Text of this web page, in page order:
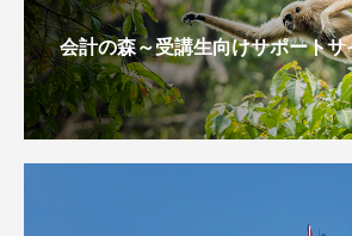
会計の森～受講生向けサポートサ